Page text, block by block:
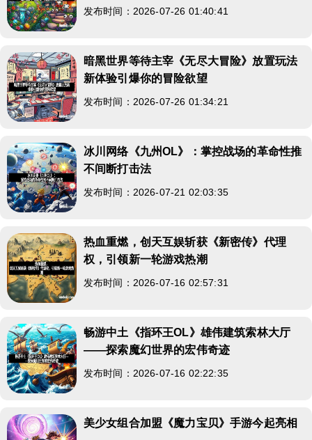
发布时间：2026-07-26 01:40:41
暗黑世界等待主宰《无尽大冒险》放置玩法
新体验引爆你的冒险欲望
发布时间：2026-07-26 01:34:21
冰川网络《九州OL》：掌控战场的革命性推
不间断打击法
发布时间：2026-07-21 02:03:35
热血重燃，创天互娱斩获《新密传》代理
权，引领新一轮游戏热潮
发布时间：2026-07-16 02:57:31
畅游中土《指环王OL》雄伟建筑索林大厅
——探索魔幻世界的宏伟奇迹
发布时间：2026-07-16 02:22:35
美少女组合加盟《魔力宝贝》手游今起亮相